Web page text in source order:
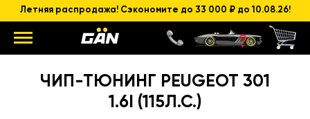
Летняя распродажа! Сэкономите до 33 000 ₽ до 10.08.26!
ЧИП-ТЮНИНГ PEUGEOT 301
1.6I (115Л.С.)